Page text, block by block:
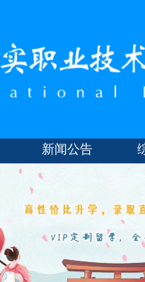
新闻公告